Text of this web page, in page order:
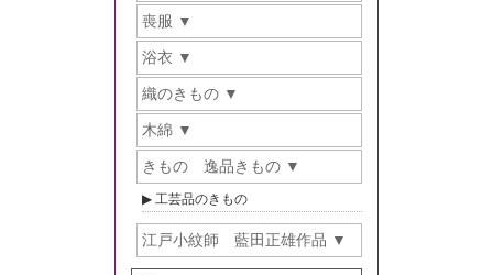
喪服
浴衣
織のきもの
木綿
きもの 逸品きもの
工芸品のきもの
江戸小紋師 藍田正雄作品